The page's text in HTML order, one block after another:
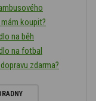
koupit?
na běh
na fotbal
zdarma?